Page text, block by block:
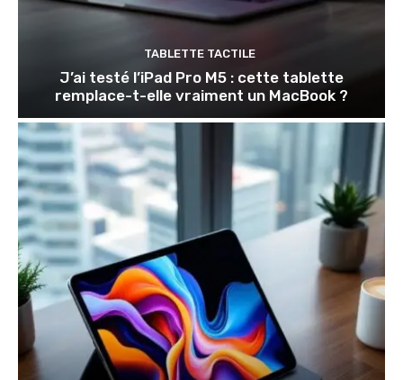
TABLETTE TACTILE
J’ai testé l’iPad Pro M5 : cette tablette
remplace-t-elle vraiment un MacBook ?